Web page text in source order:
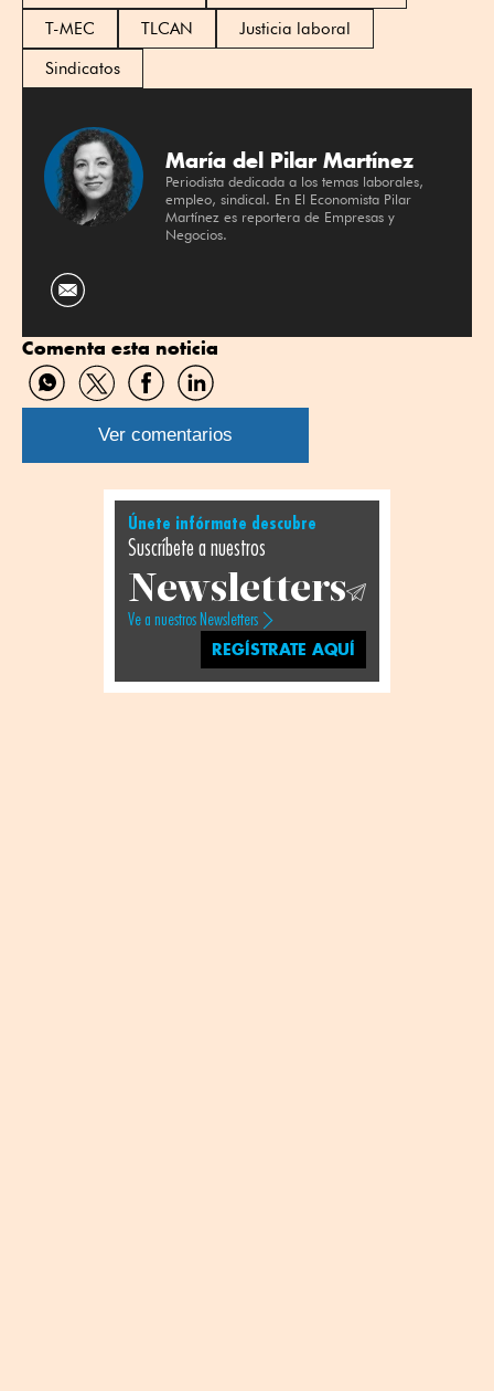
T-MEC
TLCAN
Justicia laboral
Sindicatos
María del Pilar Martínez
Periodista dedicada a los temas laborales,
empleo, sindical. En El Economista Pilar
Martínez es reportera de Empresas y
Negocios.
Comenta esta noticia
Compartir
por
WhatsApp
Compartir
por
Twitter
Compartir
por
Facebook
Compartir
por
Linkedin
Ver comentarios
Únete infórmate descubre
Suscríbete a nuestros
Newsletters
Ve a nuestros Newsletters
REGÍSTRATE AQUÍ